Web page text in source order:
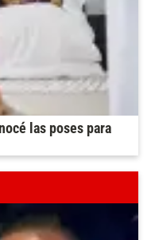
las poses para